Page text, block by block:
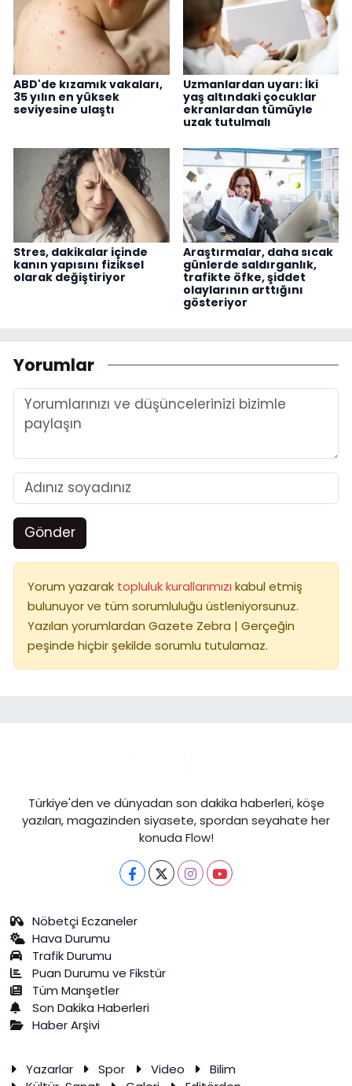
ABD'de kızamık vakaları,
35 yılın en yüksek
seviyesine ulaştı
Uzmanlardan uyarı: İki
yaş altındaki çocuklar
ekranlardan tümüyle
uzak tutulmalı
Stres, dakikalar içinde
kanın yapısını fiziksel
olarak değiştiriyor
Araştırmalar, daha sıcak
günlerde saldırganlık,
trafikte öfke, şiddet
olaylarının arttığını
gösteriyor
Yorumlar
Gönder
Yorum yazarak topluluk kurallarımızı kabul etmiş
bulunuyor ve tüm sorumluluğu üstleniyorsunuz.
Yazılan yorumlardan Gazete Zebra | Gerçeğin
peşinde hiçbir şekilde sorumlu tutulamaz.
Türkiye'den ve dünyadan son dakika haberleri, köşe
yazıları, magazinden siyasete, spordan seyahate her
konuda Flow!
Nöbetçi Eczaneler
Hava Durumu
Trafik Durumu
Puan Durumu ve Fikstür
Tüm Manşetler
Son Dakika Haberleri
Haber Arşivi
Yazarlar Spor Video
Bilim